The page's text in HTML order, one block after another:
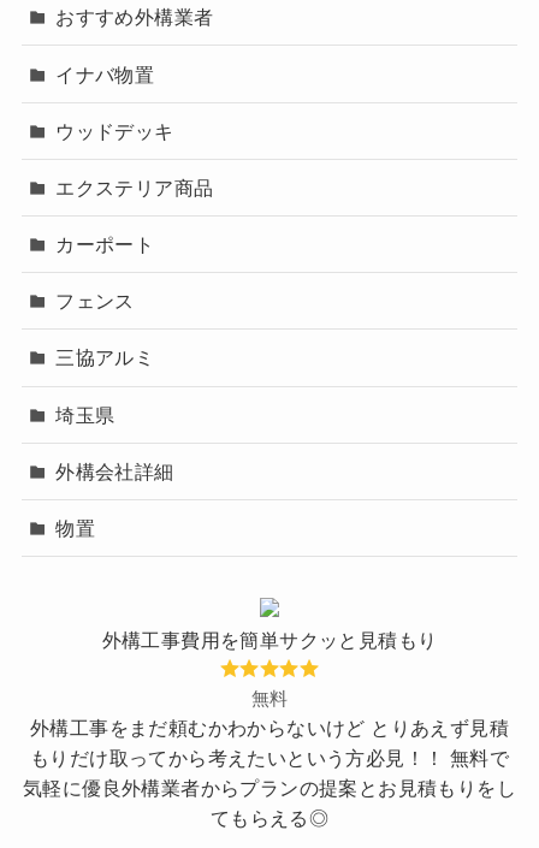
おすすめ外構業者
イナバ物置
ウッドデッキ
エクステリア商品
カーポート
フェンス
三協アルミ
埼玉県
外構会社詳細
物置
外構工事費用を簡単サクッと見積もり
無料
外構工事をまだ頼むかわからないけど とりあえず見積
もりだけ取ってから考えたいという方必見！！ 無料で
気軽に優良外構業者からプランの提案とお見積もりをし
てもらえる◎